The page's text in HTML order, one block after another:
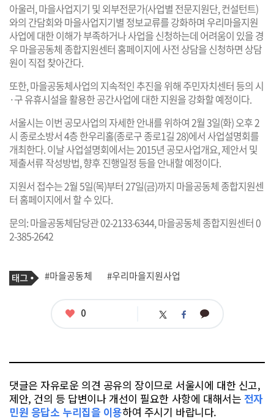
아울러, 마을사업지기 및 외부전문가(사업별 전문지원단, 컨설턴트)
와의 간담회와 마을사업지기별 정보교류를 강화하며 우리마을지원
사업에 대한 이해가 부족하거나 사업을 신청하는데 어려움이 있을 경
우 마을공동체 종합지원센터 홈페이지에 사전 상담을 신청하면 상담
원이 직접 찾아간다.
또한, 마을공동체사업의 지속적인 추진을 위해 주민자치센터 등의 시
·구 유휴시설을 활용한 공간사업에 대한 지원을 강화할 예정이다.
서울시는 이번 공모사업의 자세한 안내를 위하여 2월 3일(화) 오후 2
시 종로소방서 4층 한우리홀(종로구 종로1길 28)에서 사업설명회를
개최한다. 이날 사업설명회에서는 2015년 공모사업개요, 제안서 및
제출서류 작성방법, 향후 진행일정 등을 안내할 예정이다.
지원서 접수는 2월 5일(목)부터 27일(금)까지 마을공동체 종합지원센
터 홈페이지에서 할 수 있다.
문의: 마을공동체담당관 02-2133-6344, 마을공동체 종합지원센터 0
2-385-2642
기
사
태
그
#마을공동체 #우리마을지원사업
좋
0 트 페 카
댓글은 자유로운 의견 공유의 장이므로 서울시에 대한 신고,
제안, 건의 등 답변이나 개선이 필요한 사항에 대해서는 전자
민원 응답소 누리집을 이용하여 주시기 바랍니다.